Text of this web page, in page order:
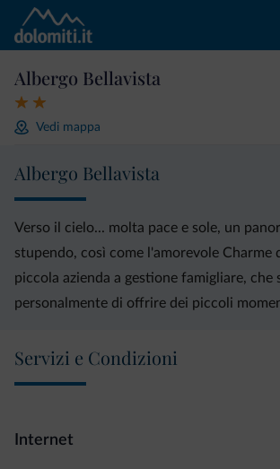
Albergo Bellavista
Vedi mappa
Albergo Bellavista
Verso il cielo... molta pace e sole, un
stupendo, così come l'amorevole Charme
piccola azienda a gestione famigliare, che
personalmente di offrire dei piccoli
Servizi e Condizioni
Internet